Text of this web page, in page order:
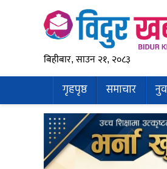
बिहीबार, साउन २१, २०८३
गृहपृष्ठ समाचार